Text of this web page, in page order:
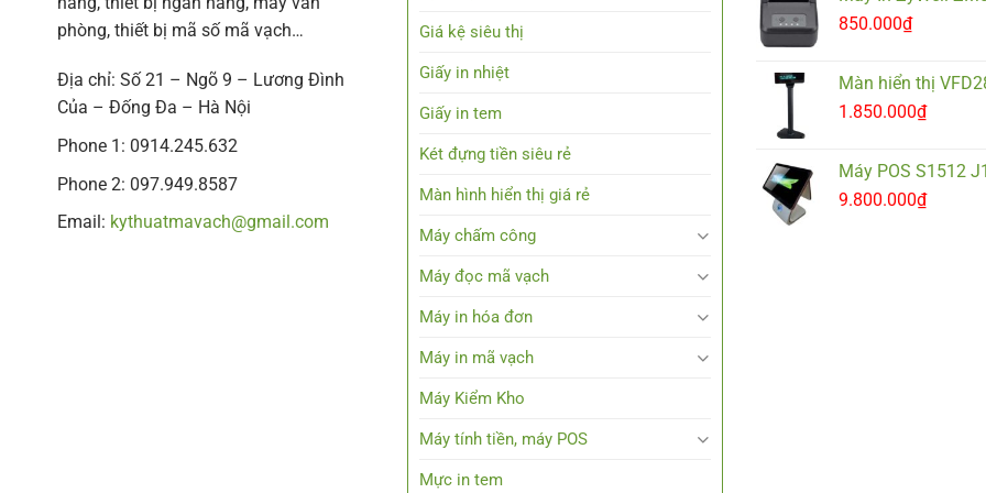
phòng, thiết bị mã số mã vạch…
Địa chỉ: Số 21 – Ngõ 9 – Lương Đình
Của – Đống Đa – Hà Nội
Phone 1: 0914.245.632
Phone 2: 097.949.8587
Email: kythuatmavach@gmail.com
Giá kệ siêu thị
Giấy in nhiệt
Giấy in tem
Két đựng tiền siêu rẻ
Màn hình hiển thị giá rẻ
Máy chấm công
Máy đọc mã vạch
Máy in hóa đơn
Máy in mã vạch
Máy Kiểm Kho
Máy tính tiền, máy POS
Mực in tem
850.000₫
Màn hiển thị
1.850.000₫
Máy POS S1512
9.800.000₫